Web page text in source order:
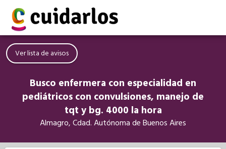
Ver lista de avisos
Busco enfermera con especialidad en
pediátricos con convulsiones, manejo de
tqt y bg. 4000 la hora
Almagro, Cdad. Autónoma de Buenos Aires